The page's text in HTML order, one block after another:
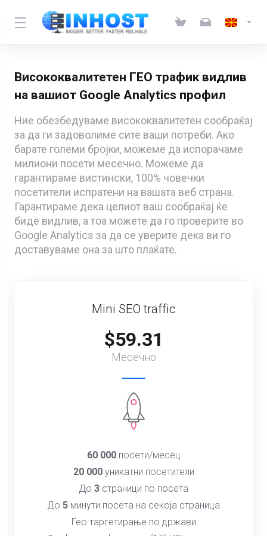
Висококвалитетен ГЕО трафик видлив
на вашиот Google Analytics профил
Ние обезбедуваме висококвалитетен сообраќај
за да ги задоволиме сите ваши потреби. Ако
барате големи бројки, можеме да испорачаме
милиони посети месечно. Можеме да
гарантираме вистински, 100% човечки
посетители испратени на вашата веб страна.
Гарантираме дека целиот ваш сообраќај ќе
биде видлив, а тоа можете да го проверите во
Google Analytics за да се уверите дека ви го
доставуваме она за што плаќате.
Mini SEO traffic
$59.31
Месечно
60 000посети/месец
20 000уникатни посетители
До 3 страници по посета
До 5 минути посета на секоја страница
Гео таргетирање по држави